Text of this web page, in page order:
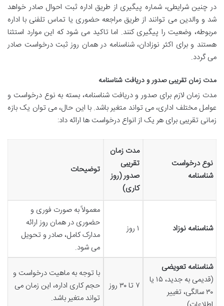
در چنین شرایطی، شماره پیگیری از طریق اداره ثبت احوال صادر خواهد
شد و والدین می توانند از طریق مراجعه حضوری یا تماس تلفنی با اداره
مربوطه، وضعیت را پیگیری کنند. اما تاکید می شود که این موارد استثنا
هستند و برای اکثر نوزادان، شناسنامه در همان روز ثبت درخواست صادر
می گردد.
مدت زمان تقریبی صدور و دریافت شناسنامه
مدت زمان لازم برای صدور و دریافت شناسنامه، بسته به نوع درخواست و
عوامل مختلف اداری، می تواند متغیر باشد. با این حال، می توان یک بازه
زمانی تقریبی برای هر یک از انواع درخواست ها ارائه داد:
نوع درخواست
شناسنامه
مدت زمان
تقریبی
صدور (روز
کاری)
توضیحات
شناسنامه نوزاد ۱ روز
معمولاً به صورت فوری و
حضوری در همان روز ارائه
مدارک کامل، صادر و تحویل
می شود.
شناسنامه تعویضی
(قدیمی به جدید، ۱۵ یا
۳۰ سالگی، تغییر
۷ تا ۳۰ روز
با توجه به ماهیت درخواست و
حجم کاری اداره، این زمان می
تواند متغیر باشد.